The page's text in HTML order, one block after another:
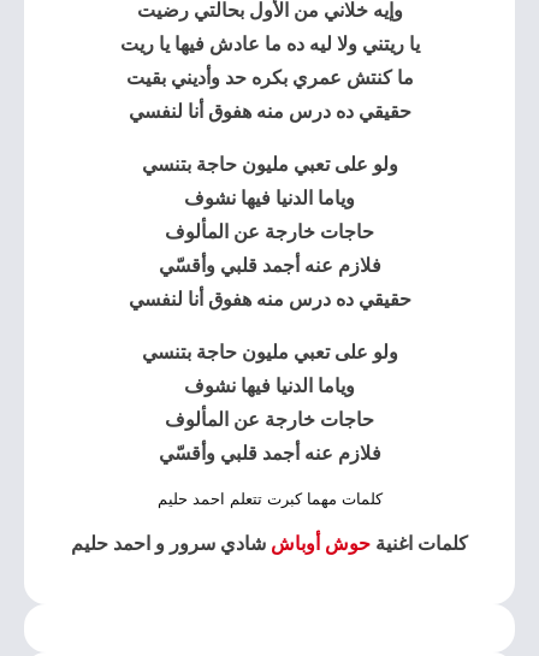
وإيه خلاني من الأول بحالتي رضيت
يا ريتني ولا ليه ده ما عادش فيها يا ريت
ما كنتش عمري بكره حد وأديني بقيت
حقيقي ده درس منه هفوق أنا لنفسي
ولو على تعبي مليون حاجة بتنسي
وياما الدنيا فيها نشوف
حاجات خارجة عن المألوف
فلازم عنه أجمد قلبي وأقسّي
حقيقي ده درس منه هفوق أنا لنفسي
ولو على تعبي مليون حاجة بتنسي
وياما الدنيا فيها نشوف
حاجات خارجة عن المألوف
فلازم عنه أجمد قلبي وأقسّي
كلمات مهما كبرت تتعلم احمد حليم
كلمات اغنية حوش أوباش شادي سرور و احمد حليم